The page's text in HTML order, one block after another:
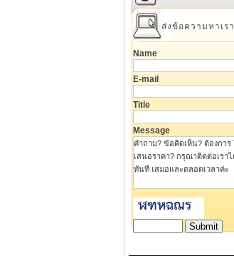
ส่งข้อความหาเรา
Name
E-mail
Title
Message